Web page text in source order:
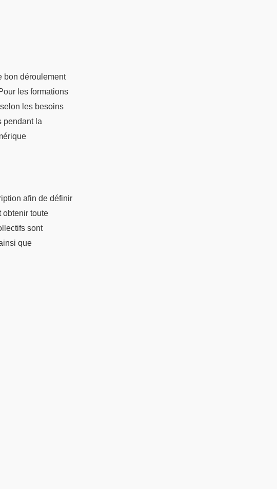
bon déroulement
les formations
les besoins
pendant la
afin de définir
obtenir toute
sont
que